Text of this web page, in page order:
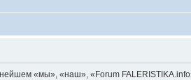
«мы», «наш», «Forum